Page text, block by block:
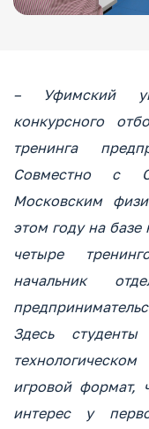
– Уфимский
конкурсного
тренинга
Совместно с
Московским
этом году на базе
четыре
начальник
Здесь
игровой формат,
интерес у